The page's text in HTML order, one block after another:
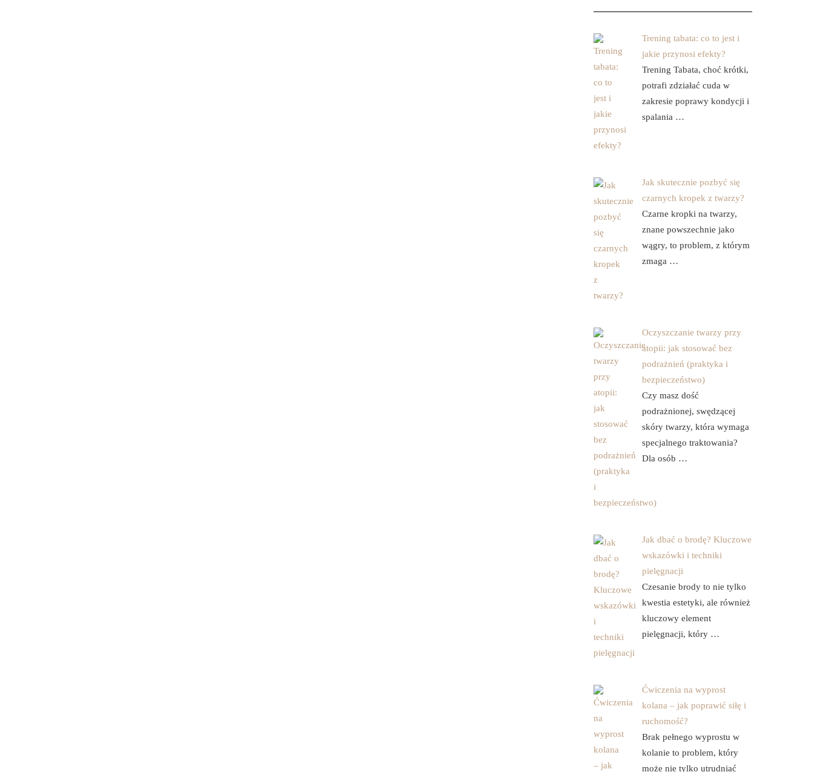
Trening tabata: co to jest i
jakie przynosi efekty?
Trening Tabata, choć krótki,
potrafi zdziałać cuda w
zakresie poprawy kondycji i
spalania …
Jak skutecznie pozbyć się
czarnych kropek z twarzy?
Czarne kropki na twarzy,
znane powszechnie jako
wągry, to problem, z którym
zmaga …
Oczyszczanie twarzy przy
atopii: jak stosować bez
podrażnień (praktyka i
bezpieczeństwo)
Czy masz dość
podrażnionej, swędzącej
skóry twarzy, która wymaga
specjalnego traktowania?
Dla osób …
Jak dbać o brodę? Kluczowe
wskazówki i techniki
pielęgnacji
Czesanie brody to nie tylko
kwestia estetyki, ale również
kluczowy element
pielęgnacji, który …
Ćwiczenia na wyprost
kolana – jak poprawić siłę i
ruchomość?
Brak pełnego wyprostu w
kolanie to problem, który
może nie tylko utrudniać